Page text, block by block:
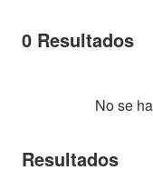
0 Resultados
No se
Resultados